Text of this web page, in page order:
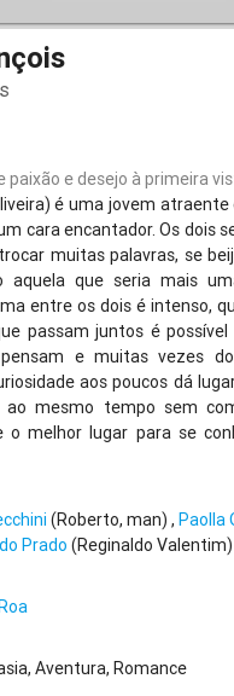
paixão e desejo à primeira
é uma jovem atraente
cara encantador. Os dois
muitas palavras, se
aquela que seria mais
entre os dois é intenso,
passam juntos é
e muitas vezes
aos poucos dá
mesmo tempo sem
o melhor lugar para se
(Roberto, man) Paolla
Prado (Reginaldo Valentim)
Aventura Romance